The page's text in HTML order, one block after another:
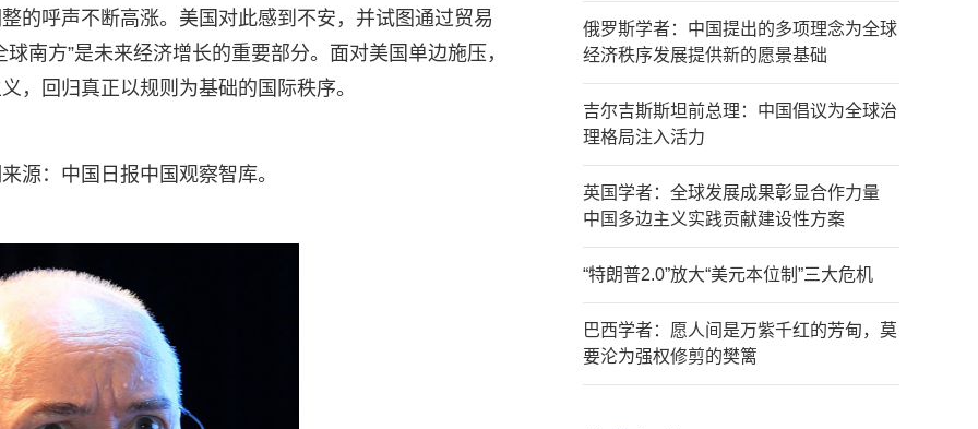
的呼声不断高涨。美国对此感到不安，并试图通过贸易
南方”是未来经济增长的重要部分。面对美国单边施压，
，回归真正以规则为基础的国际秩序。
源：中国日报中国观察智库。
俄罗斯学者：中国提出的多项理念为全球
经济秩序发展提供新的愿景基础
吉尔吉斯斯坦前总理：中国倡议为全球治
理格局注入活力
英国学者：全球发展成果彰显合作力量
中国多边主义实践贡献建设性方案
“特朗普2.0”放大“美元本位制”三大危机
巴西学者：愿人间是万紫千红的芳甸，莫
要沦为强权修剪的樊篱